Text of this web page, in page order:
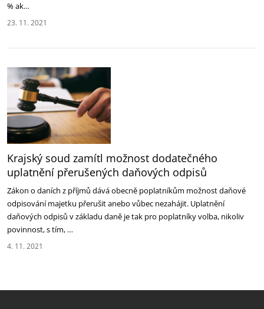
% ak…
23. 11. 2021
Krajský soud zamítl možnost dodatečného
uplatnění přerušených daňových odpisů
Zákon o daních z příjmů dává obecně poplatníkům možnost daňové
odpisování majetku přerušit anebo vůbec nezahájit. Uplatnění
daňových odpisů v základu daně je tak pro poplatníky volba, nikoliv
povinnost, s tím, …
4. 11. 2021